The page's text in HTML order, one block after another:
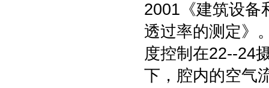
2001《建筑设备
透过率的测定》
度控制在22--24
下，腔内的空气